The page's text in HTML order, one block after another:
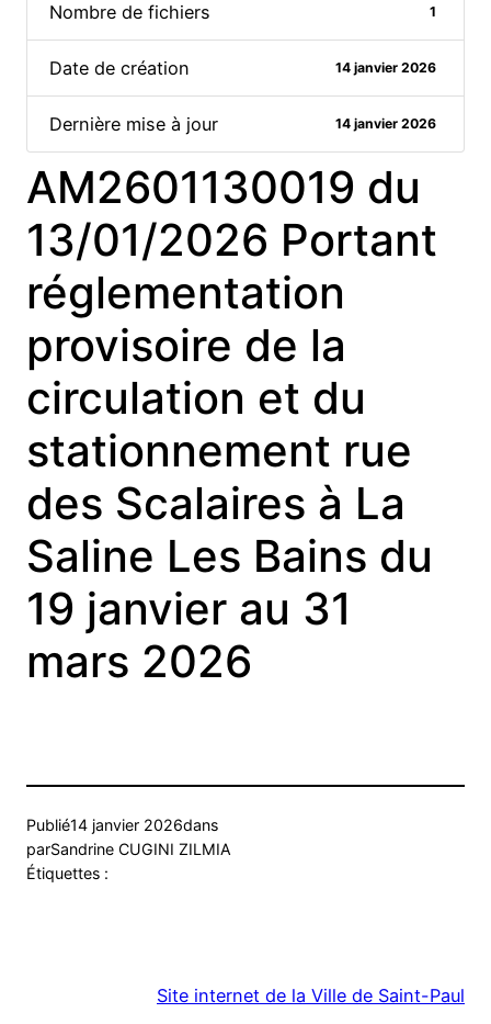
Nombre de fichiers 1
Date de création 14 janvier 2026
Dernière mise à jour 14 janvier 2026
AM2601130019 du
13/01/2026 Portant
réglementation
provisoire de la
circulation et du
stationnement rue
des Scalaires à La
Saline Les Bains du
19 janvier au 31
mars 2026
Publié14 janvier 2026dans
parSandrine CUGINI ZILMIA
Étiquettes :
Site internet de la Ville de Saint-Paul